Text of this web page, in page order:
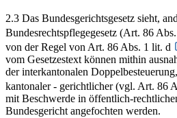
2.3 Das Bundesgerichtsgesetz sieht,
Bundesrechtspflegegesetz (Art. 86
von der Regel von Art. 86 Abs. 1 lit. d
vom Gesetzestext können mithin
der interkantonalen
kantonaler - gerichtlicher (vgl. Art. 86
mit Beschwerde in öffentlich-
Bundesgericht angefochten werden.